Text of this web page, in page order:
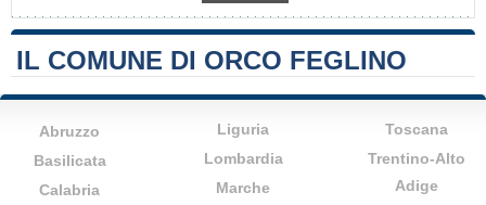
IL COMUNE DI ORCO FEGLINO
Abruzzo
Basilicata
Calabria
Liguria
Lombardia
Marche
Toscana
Trentino-Alto
Adige